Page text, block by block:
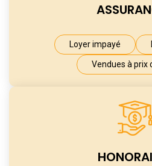
Loyer impayé
Vendues à prix